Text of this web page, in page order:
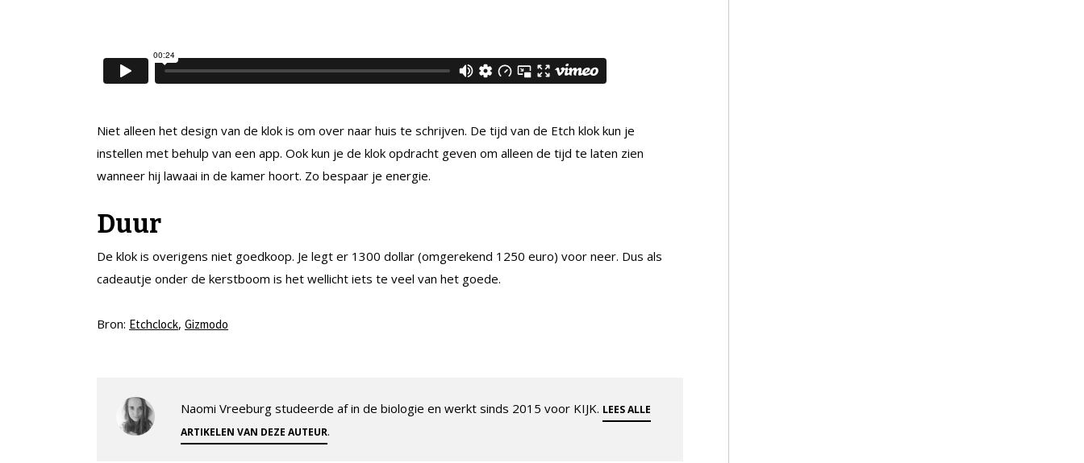
Niet alleen het design van de klok is om over naar huis te schrijven. De tijd van de Etch klok kun je
instellen met behulp van een app. Ook kun je de klok opdracht geven om alleen de tijd te laten zien
wanneer hij lawaai in de kamer hoort. Zo bespaar je energie.
Duur
De klok is overigens niet goedkoop. Je legt er 1300 dollar (omgerekend 1250 euro) voor neer. Dus als
cadeautje onder de kerstboom is het wellicht iets te veel van het goede.
Bron: Etchclock, Gizmodo
Naomi Vreeburg studeerde af in de biologie en werkt sinds 2015 voor KIJK. LEES ALLE
ARTIKELEN VAN DEZE AUTEUR.